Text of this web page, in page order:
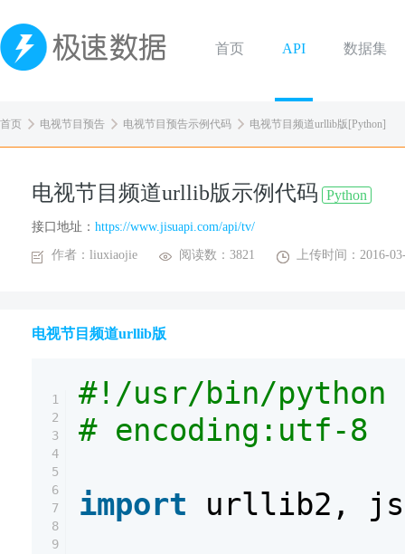
首页 API 数据集
首页 电视节目预告 电视节目预告示例代码 电视节目频道urllib版[Python]
电视节目频道urllib版示例代码 Python
接口地址： https://www.jisuapi.com/api/tv/
作者：liuxiaojie 阅读数：3821 上传时间：2016-
电视节目频道urllib版
1
2
3
4
5
6
7
8
9
#!/usr/bin/python
# encoding:utf-8
import urllib2,